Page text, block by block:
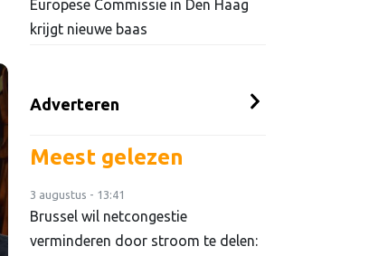
Europese Commissie in Den Haag
krijgt nieuwe baas
Adverteren
Meest gelezen
3 augustus - 13:41
Brussel wil netcongestie
verminderen door stroom te delen: